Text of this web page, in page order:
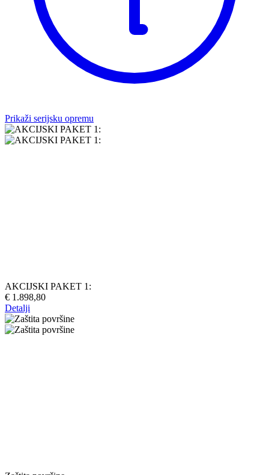
Prikaži serijsku opremu
AKCIJSKI PAKET 1:
€ 1.898,80
Detalji